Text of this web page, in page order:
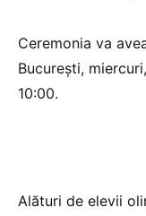
Ceremonia va
București,
10:00.
Alături de elevii